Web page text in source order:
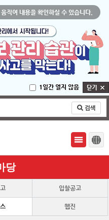
직여 내용을 확인하실 수 있습니다.
1일간 열지 않음
당
입찰공고
웹진